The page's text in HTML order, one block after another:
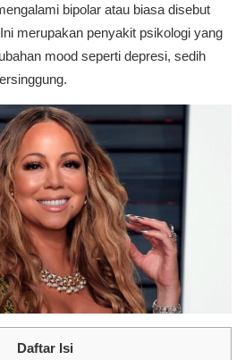
bipolar atau biasa disebut
merupakan penyakit psikologi yang
mood seperti depresi, sedih
Daftar Isi